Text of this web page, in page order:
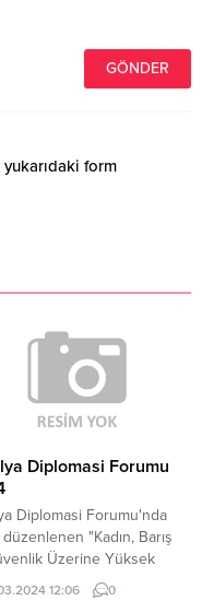
yukarıdaki form
Diplomasi Forumu
Diplomasi Forumu'nda
düzenlenen "Kadın, Barış
Üzerine Yüksek
Oturum" başlıklı panelde,
12:06 0